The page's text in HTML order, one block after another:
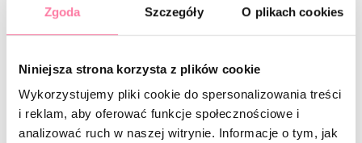
Zgoda Szczegóły O plikach cookies
Niniejsza strona korzysta z plików cookie
Wykorzystujemy pliki cookie do spersonalizowania treści
i reklam, aby oferować funkcje społecznościowe i
analizować ruch w naszej witrynie. Informacje o tym, jak
stycznia br. jeżeli przychód z tej działalności z
przeciętnego miesięcznego wynagrodzenia z
poprzedniego kwartału ogłoszonego przez
Prezesa GUS na podstawie przepisów o